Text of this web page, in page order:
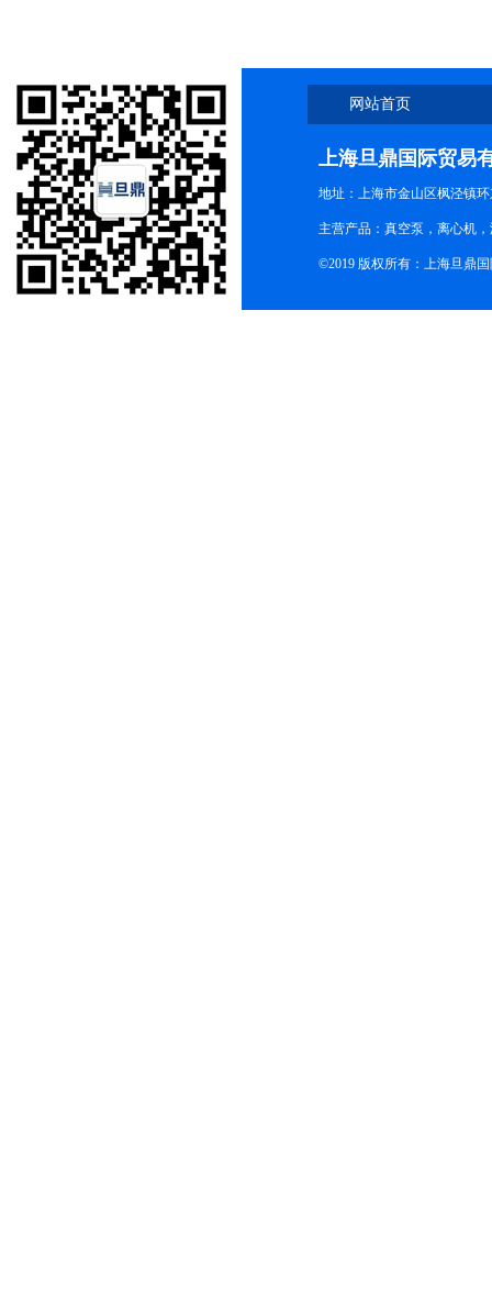
网站首页
上海旦鼎国际贸易
地址：上海市金山区枫泾镇
主营产品：真空泵，离心机
©2019 版权所有：上海旦鼎